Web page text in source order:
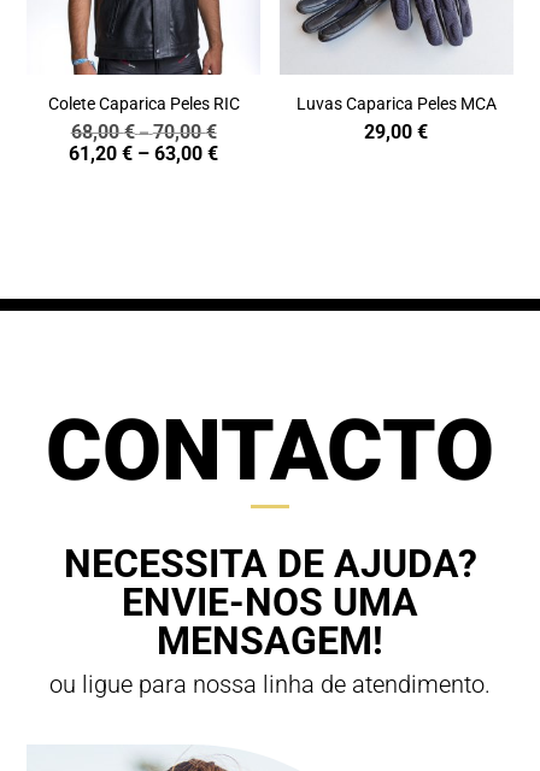
Colete Caparica Peles RIC
68,00€–70,00€Price
range:
61,20€ – 63,00€Price
Luvas Caparica Peles MCA
29,00€
CONTACTO
NECESSITA DE AJUDA?
ENVIE-NOS UMA
MENSAGEM!
ou ligue para nossa linha de atendimento.